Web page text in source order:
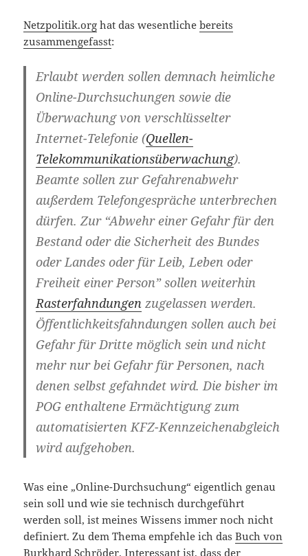
Netzpolitik.org hat das wesentlichebereits
zusammengefasst:
Erlaubt werden sollen demnach heimliche
Online-Durchsuchungen sowie die
Überwachung von verschlüsselter
Internet-Telefonie (Quellen-
Telekommunikationsüberwachung).
Beamte sollen zur Gefahrenabwehr
außerdem Telefongespräche unterbrechen
dürfen. Zur “Abwehr einer Gefahr für den
Bestand oder die Sicherheit des Bundes
oder Landes oder für Leib, Leben oder
Freiheit einer Person” sollen weiterhin
Rasterfahndungen zugelassen werden.
Öffentlichkeitsfahndungen sollen auch bei
Gefahr für Dritte möglich sein und nicht
mehr nur bei Gefahr für Personen, nach
denen selbst gefahndet wird. Die bisher im
POG enthaltene Ermächtigung zum
automatisierten KFZ-Kennzeichenabgleich
wird aufgehoben.
Was eine „Online-Durchsuchung“ eigentlich genau
sein soll und wie sie technisch durchgeführt
werden soll, ist meines Wissens immer noch nicht
definiert. Zu dem Thema empfehle ich dasBuch von
Burkhard Schröder. Interessant ist, dass der